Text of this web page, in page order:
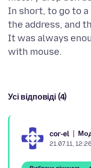
In short, to go to
the address, and
It was always
Усі відповіді (4)
cor-el
21.07.11, 12:26